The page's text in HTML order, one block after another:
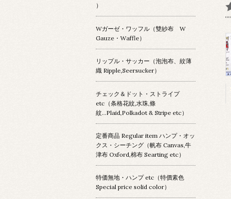
）
Wガーゼ・ワッフル（雙紗布 W
Gauze・Waffle）
リップル・サッカー（泡泡布、紋薄
織 Ripple,Seersucker）
チェック＆ドット・ストライプ
etc（条格花紋,水珠,條
紋...Plaid,Polkadot & Stripe etc）
定番商品 Regular item ハンプ・オッ
クス・シーチング（帆布 Canvas,牛
津布 Oxford,棉布 Searting etc）
特価無地・ハンプ etc（特價素色
Special price solid color）